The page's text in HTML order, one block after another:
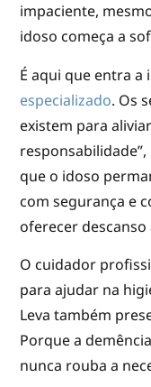
impaciente,
idoso começa a
É aqui que entra
especializado. Os
existem para
que o idoso
com segurança e
oferecer descanso
O cuidador
para ajudar na
Leva também
Porque a
nunca rouba a